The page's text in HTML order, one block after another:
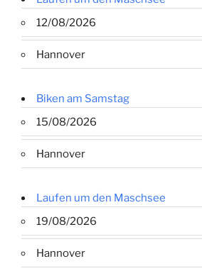
12/08/2026
Hannover
Biken am Samstag
15/08/2026
Hannover
Laufen um den Maschsee
19/08/2026
Hannover